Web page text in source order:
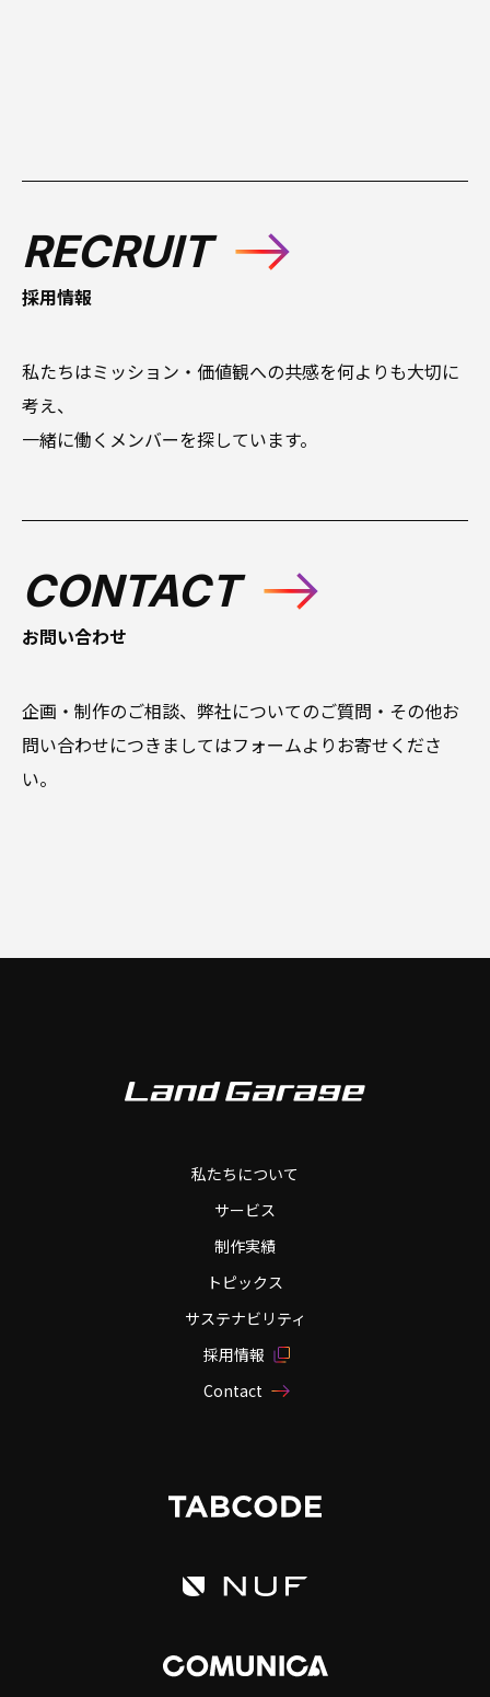
RECRUIT
採用情報
私たちはミッション・価値観への共感を何よりも大切に
考え、
一緒に働くメンバーを探しています。
CONTACT
お問い合わせ
企画・制作のご相談、弊社についてのご質問・その他お
問い合わせにつきましてはフォームよりお寄せくださ
い。
私たちについて
サービス
制作実績
トピックス
サステナビリティ
採用情報
Contact